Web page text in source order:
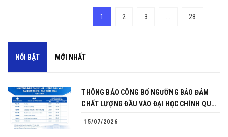
1 2 3 28
NỔI BẬT MỚI NHẤT
THÔNG BÁO CÔNG BỐ NGƯỠNG BẢO ĐẢM
CHẤT LƯỢNG ĐẦU VÀO ĐẠI HỌC CHÍNH QUY
15/07/2026